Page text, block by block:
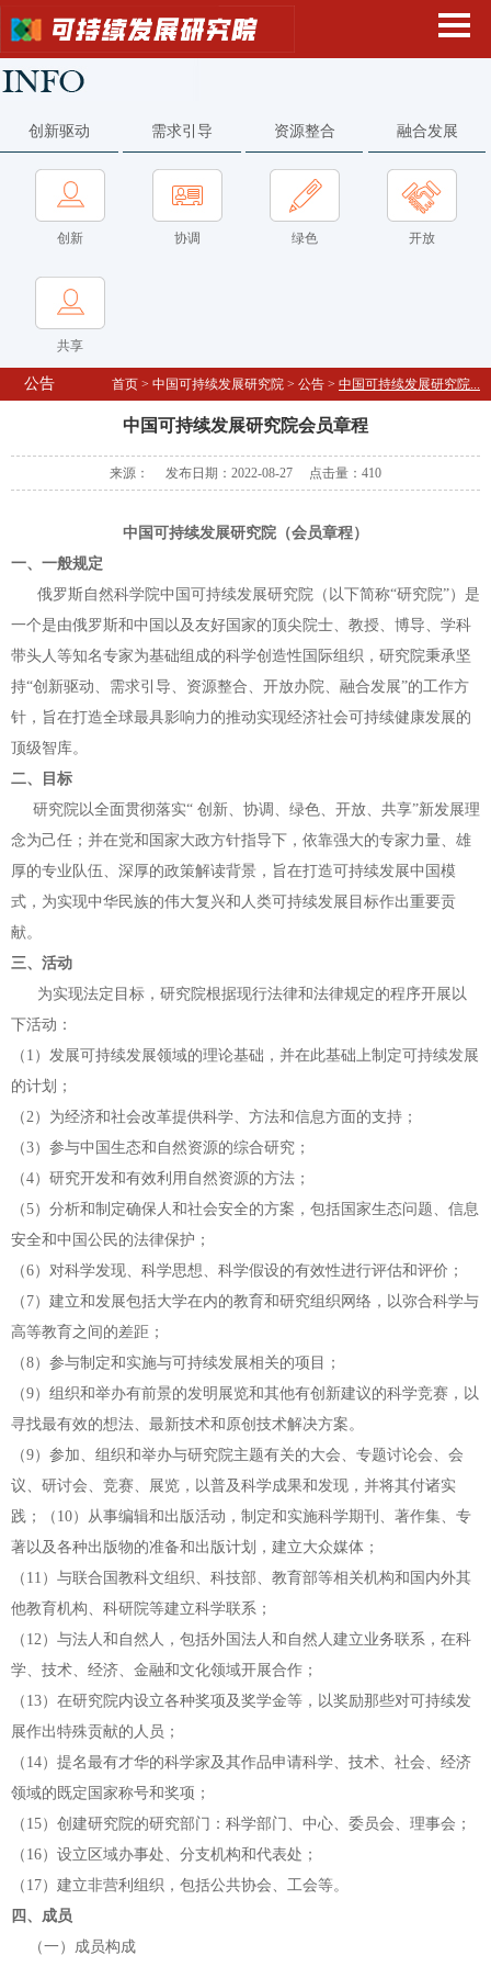
创新驱动 需求引导 资源整合 融合发展
创新 协调 绿色 开放
共享
首页 > 中国可持续发展研究院 > 公告 > 中国可持续发展研究院...
公告
中国可持续发展研究院会员章程
来源： 发布日期：2022-08-27 点击量： 410
中国可持续发展研究院（会员章程）
一、一般规定
俄罗斯自然科学院中国可持续发展研究院（以下简称“研究院”）是
一个是由俄罗斯和中国以及友好国家的顶尖院士、教授、博导、学科
带头人等知名专家为基础组成的科学创造性国际组织，研究院秉承坚
持“创新驱动、需求引导、资源整合、开放办院、融合发展”的工作方
针，旨在打造全球最具影响力的推动实现经济社会可持续健康发展的
顶级智库。
二、目标
研究院以全面贯彻落实“ 创新、协调、绿色、开放、共享”新发展理
念为己任；并在党和国家大政方针指导下，依靠强大的专家力量、雄
厚的专业队伍、 深厚的政策解读背景，旨在打造可持续发展中国模
式，为实现中华民族的伟大复 兴和人类可持续发展目标作出重要贡
献。
三、活动
为实现法定目标，研究院根据现行法律和法律规定的程序开展以
下活动：
（1）发展可持续发展领域的理论基础，并在此基础上制定可持续发展
的计划；
（2）为经济和社会改革提供科学、方法和信息方面的支持；
（3）参与中国生态和自然资源的综合研究；
（4）研究开发和有效利用自然资源的方法；
（5）分析和制定确保人和社会安全的方案，包括国家生态问题、信息
安全和中国公民的法律保护；
（6）对科学发现、科学思想、科学假设的有效性进行评估和评价；
（7）建立和发展包括大学在内的教育和研究组织网络，以弥合科学与
高等教育之间的差距；
（8）参与制定和实施与可持续发展相关的项目；
（9）组织和举办有前景的发明展览和其他有创新建议的科学竞赛，以
寻找最有效的想法、最新技术和原创技术解决方案。
（9）参加、组织和举办与研究院主题有关的大会、专题讨论会、会
议、研讨会、竞赛、展览，以普及科学成果和发现，并将其付诸实
践；（10）从事编辑和出版活动，制定和实施科学期刊、著作集、专
著以及各种出版物的准备和出版计划，建立大众媒体；
（11）与联合国教科文组织、科技部、教育部等相关机构和国内外其
他教育机构、科研院等建立科学联系；
（12）与法人和自然人，包括外国法人和自然人建立业务联系，在科
学、技术、经济、金融和文化领域开展合作；
（13）在研究院内设立各种奖项及奖学金等，以奖励那些对可持续发
展作出特殊贡献的人员；
（14）提名最有才华的科学家及其作品申请科学、技术、社会、经济
领域的 既定国家称号和奖项；
（15）创建研究院的研究部门：科学部门、中心、委员会、理事会；
（16）设立区域办事处、分支机构和代表处；
（17）建立非营利组织，包括公共协会、工会等。
四、成员
（一）成员构成